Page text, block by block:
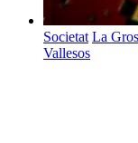
Societat La
Vallesos